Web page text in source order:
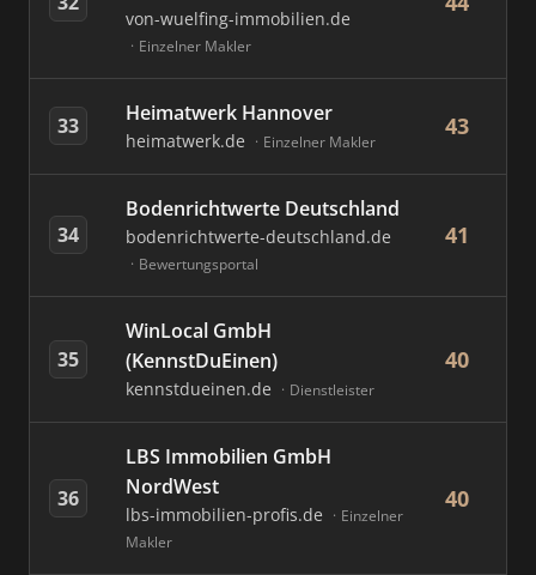
von-wuelfing-immobilien.de
Einzelner Makler
33 Heimatwerk Hannover
heimatwerk.de Einzelner Makler
43
34
Bodenrichtwerte Deutschland
bodenrichtwerte-deutschland.de
Bewertungsportal
41
35
WinLocal GmbH
(KennstDuEinen)
kennstdueinen.de Dienstleister
40
36
LBS Immobilien GmbH
NordWest
lbs-immobilien-profis.de
Einzelner
Makler
40